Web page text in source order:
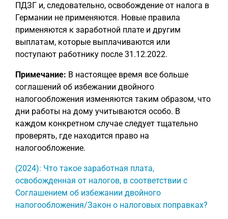
ПДЗГ и, следовательно, освобождение от налога в
Германии не применяются. Новые правила
применяются к заработной плате и другим
выплатам, которые выплачиваются или
поступают работнику после 31.12.2022.
Примечание: В настоящее время все больше
соглашений об избежании двойного
налогообложения изменяются таким образом, что
дни работы на дому учитываются особо. В
каждом конкретном случае следует тщательно
проверять, где находится право на
налогообложение.
(2024): Что такое заработная плата,
освобожденная от налогов, в соответствии с
Соглашением об избежании двойного
налогообложения/Закон о налоговых поправках?